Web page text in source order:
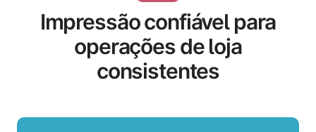
Impressão confiável para
operações de loja
consistentes